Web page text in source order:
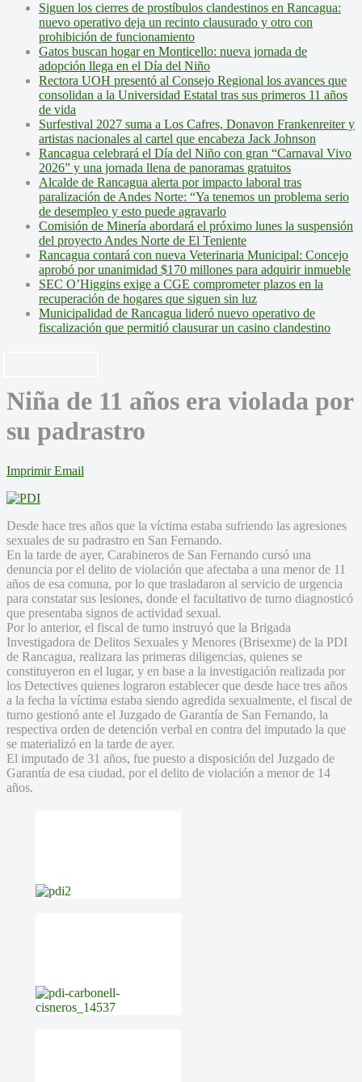
Siguen los cierres de prostíbulos clandestinos en Rancagua:
nuevo operativo deja un recinto clausurado y otro con
prohibición de funcionamiento
Gatos buscan hogar en Monticello: nueva jornada de
adopción llega en el Día del Niño
Rectora UOH presentó al Consejo Regional los avances que
consolidan a la Universidad Estatal tras sus primeros 11 años
de vida
Surfestival 2027 suma a Los Cafres, Donavon Frankenreiter y
artistas nacionales al cartel que encabeza Jack Johnson
Rancagua celebrará el Día del Niño con gran “Carnaval Vivo
2026” y una jornada llena de panoramas gratuitos
Alcalde de Rancagua alerta por impacto laboral tras
paralización de Andes Norte: “Ya tenemos un problema serio
de desempleo y esto puede agravarlo
Comisión de Minería abordará el próximo lunes la suspensión
del proyecto Andes Norte de El Teniente
Rancagua contará con nueva Veterinaria Municipal: Concejo
aprobó por unanimidad $170 millones para adquirir inmueble
SEC O’Higgins exige a CGE comprometer plazos en la
recuperación de hogares que siguen sin luz
Municipalidad de Rancagua lideró nuevo operativo de
fiscalización que permitió clausurar un casino clandestino
Niña de 11 años era violada por
su padrastro
Imprimir Email
Desde hace tres años que la víctima estaba sufriendo las agresiones
sexuales de su padrastro en San Fernando.
En la tarde de ayer, Carabineros de San Fernando cursó una
denuncia por el delito de violación que afectaba a una menor de 11
años de esa comuna, por lo que trasladaron al servicio de urgencia
para constatar sus lesiones, donde el facultativo de turno diagnosticó
que presentaba signos de actividad sexual.
Por lo anterior, el fiscal de turno instruyó que la Brigada
Investigadora de Delitos Sexuales y Menores (Brisexme) de la PDI
de Rancagua, realizara las primeras diligencias, quienes se
constituyeron en el lugar, y en base a la investigación realizada por
los Detectives quienes lograron establecer que desde hace tres años
a la fecha la víctima estaba siendo agredida sexualmente, el fiscal de
turno gestionó ante el Juzgado de Garantía de San Fernando, la
respectiva orden de detención verbal en contra del imputado la que
se materializó en la tarde de ayer.
El imputado de 31 años, fue puesto a disposición del Juzgado de
Garantía de esa ciudad, por el delito de violación a menor de 14
años.